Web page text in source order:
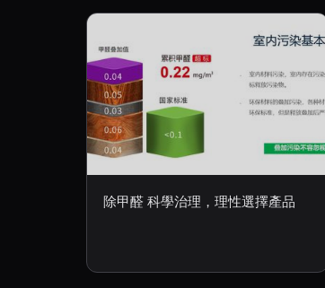
除甲醛 科學治理，理性選擇產品